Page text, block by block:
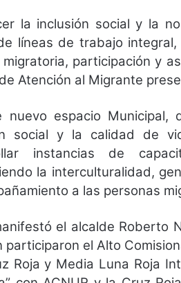
la inclusión social y la
líneas de trabajo
migratoria, participación y
Atención al Migrante
nuevo espacio Municipal,
social y la calidad de
instancias de
la interculturalidad,
a las personas
el alcalde Roberto
participaron el Alto
Roja y Media Luna Roja